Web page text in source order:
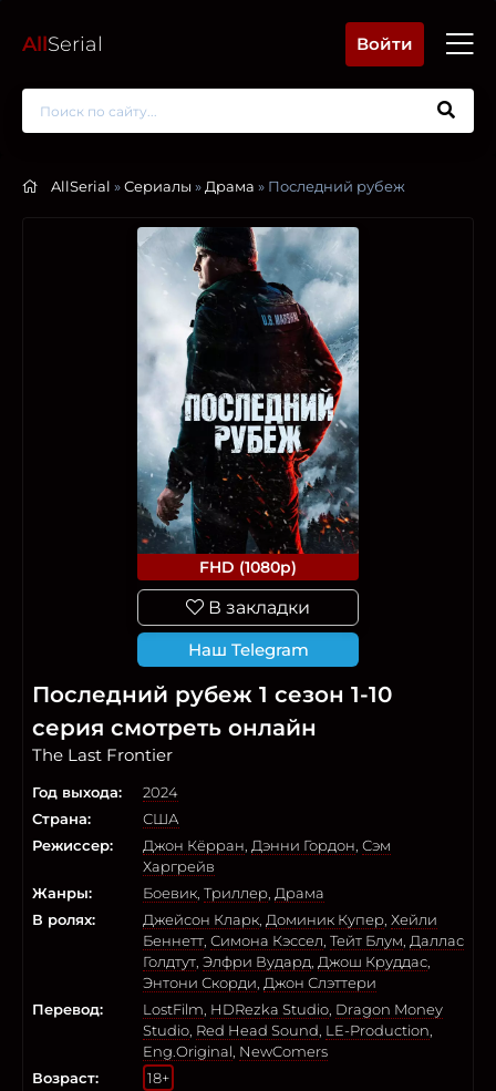
AllSerial Войти
AllSerial »Сериалы » Драма » Последний рубеж
FHD (1080p)
В закладки
Наш Telegram
Последний рубеж 1 сезон 1-10
серия смотреть онлайн
The Last Frontier
Год выхода:
2024
Страна:
США
Режиссер:
Джон Кёрран Дэнни Гордон Сэм
Харгрейв
Жанры:
Боевик Триллер Драма
В ролях:
Джейсон Кларк Доминик Купер Хейли
Беннетт Симона Кэссел Тейт Блум Даллас
Голдтут Элфри Вудард Джош Круддас
Энтони Скорди Джон Слэттери
Перевод:
LostFilm HDRezka Studio Dragon Money
Studio Red Head Sound LE-Production
Eng.Original NewComers
Возраст:
18+